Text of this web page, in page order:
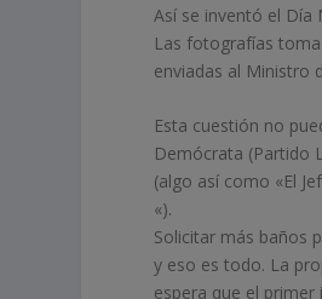
Así se inventó el Día
Las fotografías
enviadas al Ministro
Esta cuestión no
Demócrata (Partido
(algo así como «El
«).
Solicitar más baños
y eso es todo. La
espera que el